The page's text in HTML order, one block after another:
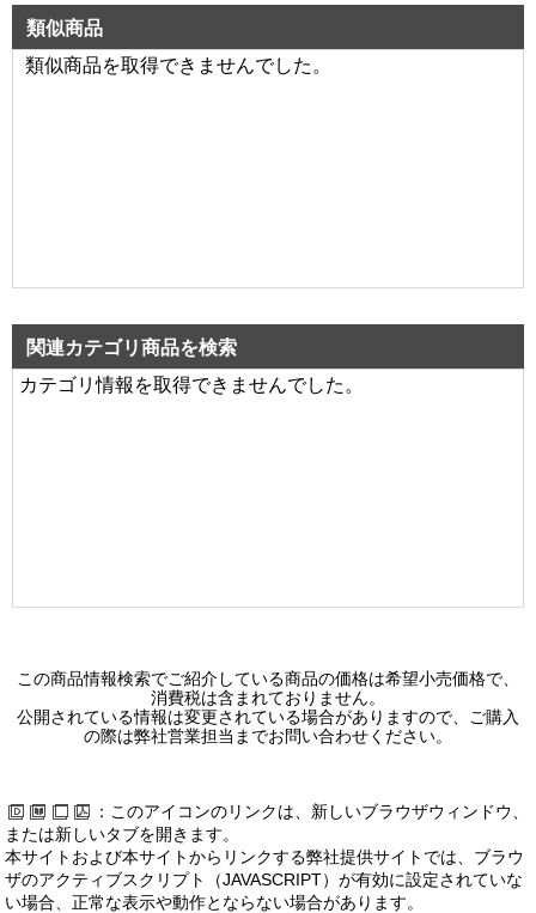
類似商品
類似商品を取得できませんでした。
関連カテゴリ商品を検索
カテゴリ情報を取得できませんでした。
この商品情報検索でご紹介している商品の価格は希望小売価格で、
消費税は含まれておりません。
公開されている情報は変更されている場合がありますので、ご購入
の際は弊社営業担当までお問い合わせください。
：このアイコンのリンクは、新しいブラウザウィンドウ、
または新しいタブを開きます。
本サイトおよび本サイトからリンクする弊社提供サイトでは、ブラウ
ザのアクティブスクリプト（JAVASCRIPT）が有効に設定されていな
い場合、正常な表示や動作とならない場合があります。